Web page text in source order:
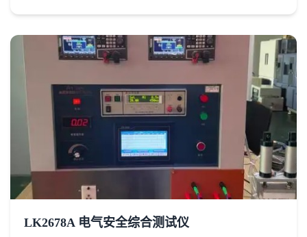
LK2678A 电气安全综合测试仪